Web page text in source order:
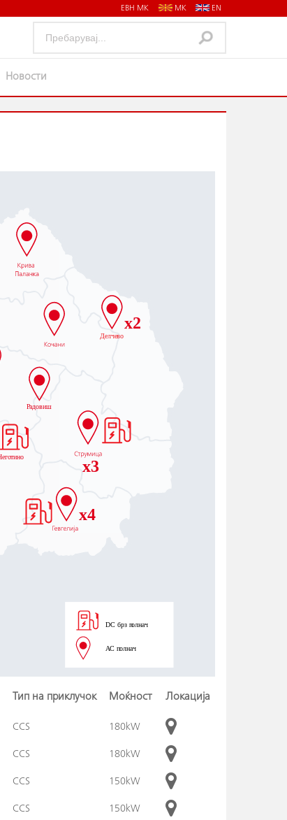
EN
MK
ЕВН МК
Новости
Тип на приклучок Моќност Локација
CCS 180kW
CCS 180kW
CCS 150kW
CCS 150kW